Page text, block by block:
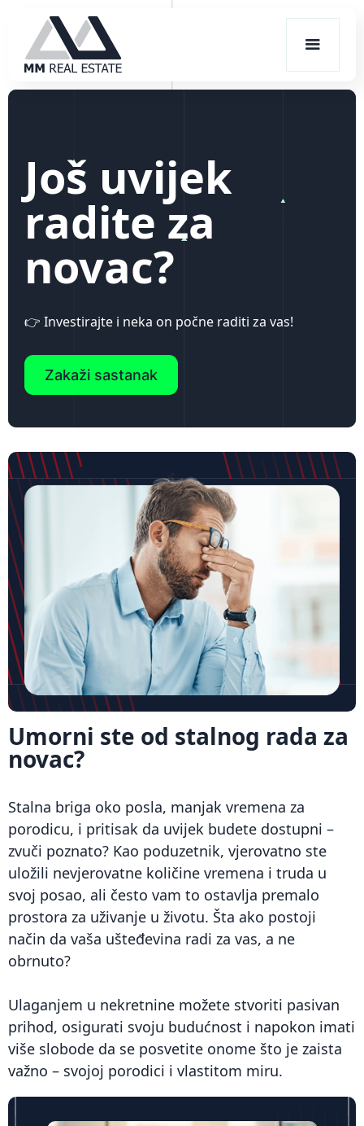
Još uvijek
radite za
novac?
👉 Investirajte i neka on počne raditi za vas!
Zakaži sastanak
Umorni ste od stalnog rada za
novac?
Stalna briga oko posla, manjak vremena za
porodicu, i pritisak da uvijek budete dostupni –
zvuči poznato? Kao poduzetnik, vjerovatno ste
uložili nevjerovatne količine vremena i truda u
svoj posao, ali često vam to ostavlja premalo
prostora za uživanje u životu. Šta ako postoji
način da vaša ušteđevina radi za vas, a ne
obrnuto?
Ulaganjem u nekretnine možete stvoriti pasivan
prihod, osigurati svoju budućnost i napokon imati
više slobode da se posvetite onome što je zaista
važno – svojoj porodici i vlastitom miru.